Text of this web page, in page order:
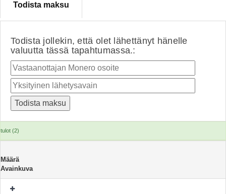
Todista maksu
Todista jollekin, että olet lähettänyt hänelle
valuutta tässä tapahtumassa.:
tulot (2)
Määrä
Avainkuva